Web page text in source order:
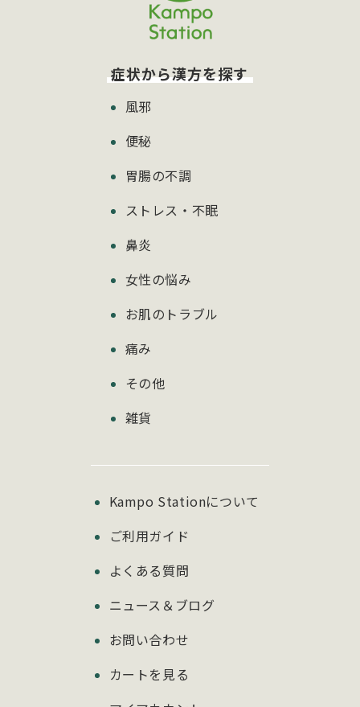
症状から漢方を探す
風邪
便秘
胃腸の不調
ストレス・不眠
鼻炎
女性の悩み
お肌のトラブル
痛み
その他
雑貨
Kampo Stationについて
ご利用ガイド
よくある質問
ニュース＆ブログ
お問い合わせ
カートを見る